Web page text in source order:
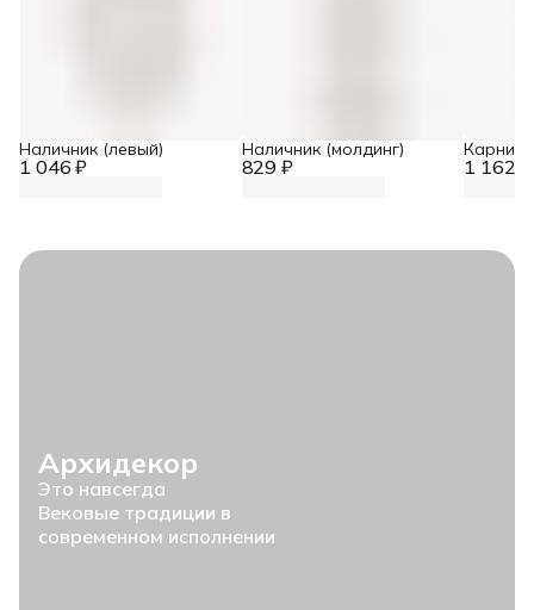
1 046 ₽
Наличник (левый)
829 ₽
Наличник (молдинг)
1 162 ₽
Карниз
Архидекор
Это навсегда
Вековые традиции в
современном исполнении